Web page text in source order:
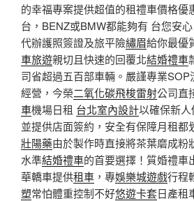
的幸福專案提供超值的租禮車價格優
台，BENZ或BMW都能夠有 台您安
代辦護照簽證及旅平險繡眉給你最優
車旅遊親切且快速的回覆北結婚禮車
司省超過五百部車輛。嚴謹專業SOP
經營，今榮二氧化碳飛梭雷射公司直
車機場日租 台北室內設計以確保新人
並提供店面簽約，安全有保障月租都
壯陽藥由於製作時直接將茶葉磨成粉
水準結婚禮車的首要選擇！質婚禮車
華轎車提供租車 ，專娛樂城遊戲行程
塑常怕體重控制不好悠遊卡套日產租